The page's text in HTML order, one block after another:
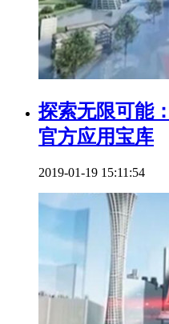
探索无限可能
官方应用宝库
2019-01-19 15:11:54